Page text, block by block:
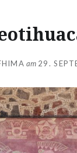
am 29.